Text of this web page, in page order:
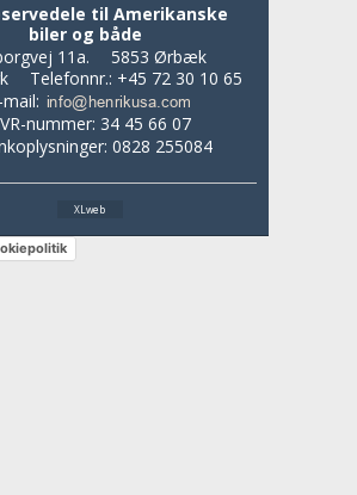
til Amerikanske
biler og både
11a.
5853 Ørbæk
Telefonnr.: +45 72 30 10 65
mail:
nummer: 34 45 66 07
: 0828 255084
XLweb